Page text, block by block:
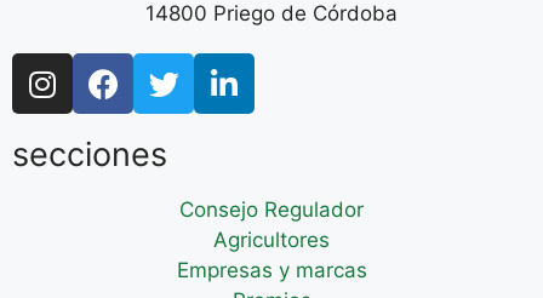
14800 Priego de Córdoba
secciones
Consejo Regulador
Agricultores
Empresas y marcas